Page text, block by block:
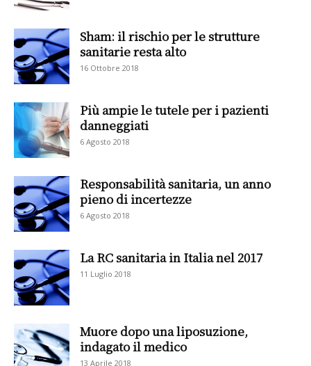
Sham: il rischio per le strutture
sanitarie resta alto
16 Ottobre 2018
Più ampie le tutele per i pazienti
danneggiati
6 Agosto 2018
Responsabilità sanitaria, un anno
pieno di incertezze
6 Agosto 2018
La RC sanitaria in Italia nel 2017
11 Luglio 2018
Muore dopo una liposuzione,
indagato il medico
13 Aprile 2018